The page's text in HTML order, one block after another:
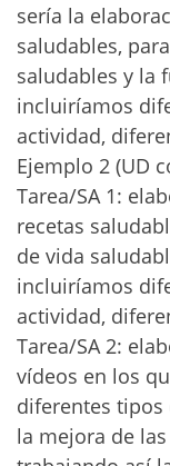
sería la
saludables,
saludables y la
incluiríamos
actividad,
Ejemplo 2 (UD
Tarea/SA 1:
recetas
de vida
incluiríamos
actividad,
Tarea/SA 2:
vídeos en los
diferentes tipos
la mejora de